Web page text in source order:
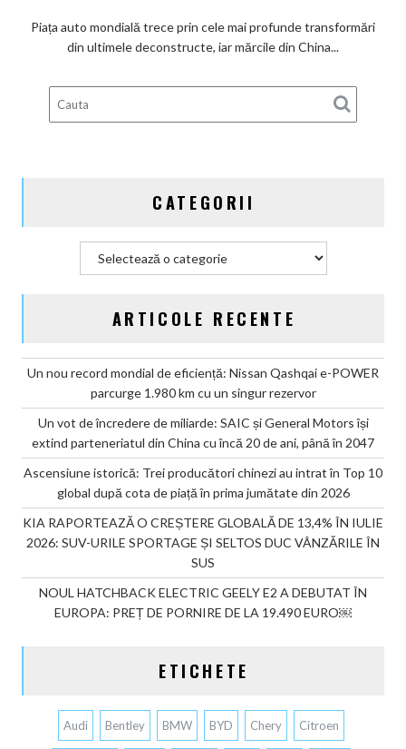
2047
10
global
prima
Piața auto mondială trece prin cele mai profunde transformări
din ultimele deconstructe, iar mărcile din China...
CATEGORII
ARTICOLE RECENTE
Un nou record mondial de eficiență: Nissan Qashqai e-POWER
parcurge 1.980 km cu un singur rezervor
Un vot de încredere de miliarde: SAIC și General Motors își
extind parteneriatul din China cu încă 20 de ani, până în 2047
Ascensiune istorică: Trei producători chinezi au intrat în Top 10
global după cota de piață în prima jumătate din 2026
KIA RAPORTEAZĂ O CREȘTERE GLOBALĂ DE 13,4% ÎN IULIE
2026: SUV-URILE SPORTAGE ȘI SELTOS DUC VÂNZĂRILE ÎN
SUS
NOUL HATCHBACK ELECTRIC GEELY E2 A DEBUTAT ÎN
EUROPA: PREȚ DE PORNIRE DE LA 19.490 EURO￼
ETICHETE
Audi Bentley BMW BYD Chery Citroen